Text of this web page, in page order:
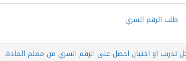
طلب الرقم السري
تدريب او اختبار, احصل على الرقم السري من معلم المادة.